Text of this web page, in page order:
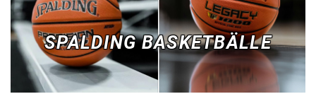
SPALDING BASKETBÄLLE